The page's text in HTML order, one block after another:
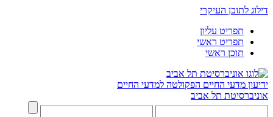
דילוג לתוכן העיקרי
תפריט עליון
תפריט ראשי
תוכן ראשי
ידיעון מדעי החיים הפקולטה למדעי החיים
אוניברסיטת תל אביב